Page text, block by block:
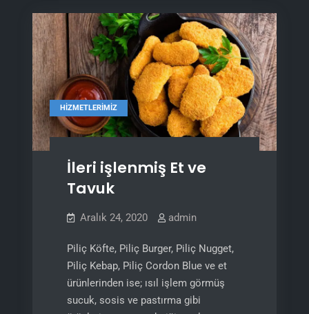
HIZMETLERIMIZ
İleri işlenmiş Et ve
Tavuk
Aralık 24, 2020 admin
Piliç Köfte, Piliç Burger, Piliç Nugget,
Piliç Kebap, Piliç Cordon Blue ve et
ürünlerinden ise; ısıl işlem görmüş
sucuk, sosis ve pastırma gibi